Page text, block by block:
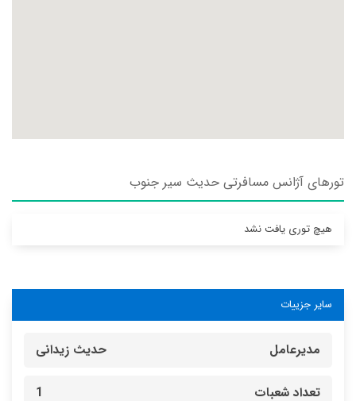
تورهای آژانس مسافرتی حديث سير جنوب
هیچ توری یافت نشد
سایر جزییات
مدیرعامل حدیث زیدانی
تعداد شعبات 1